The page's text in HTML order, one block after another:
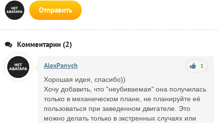
Отправить
Комментарии (2)
AlexPanych 1
Хорошая идея, спасибо))
Хочу добавить, что "неубиваемая" она получилась
только в механическом плане, не планируйте её
пользоваться при заведенном двигателе. Это
можно делать только в экстренных случаях или